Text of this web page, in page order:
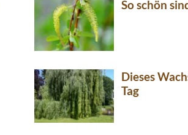
So schön
Dieses
Tag